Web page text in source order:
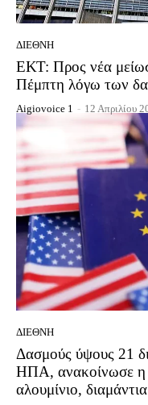
ΔΙΕΘΝΉ
ΕΚΤ: Προς νέα
Πέμπτη λόγω των
Aigiovoice 1 - 12 Απριλίου
ΔΙΕΘΝΉ
Δασμούς ύψους 21
ΗΠΑ, ανακοίνωσε η
αλουμίνιο,